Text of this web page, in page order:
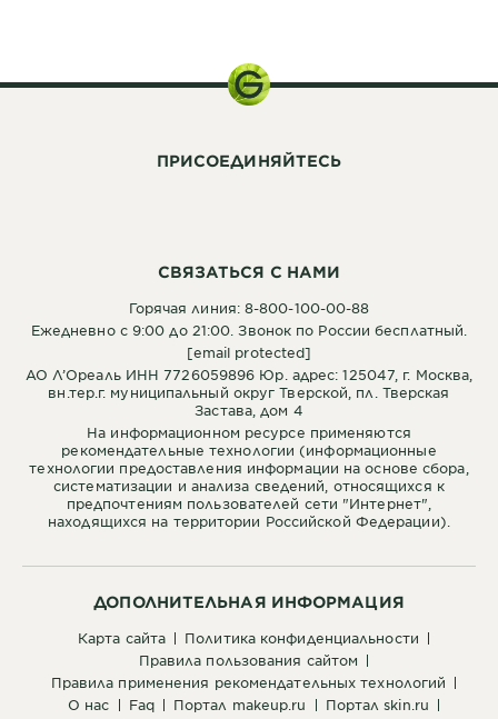
ДОПОЛНИТЕЛЬНАЯ ИНФОРМАЦИЯ
карта сайта
политика конфиденциальности
правила пользования сайтом
правила применения рекомендательных технологий
о нас
faq портал makeup.ru портал skin.ru
СВЯЗАТЬСЯ С НАМИ
Горячая линия: 8-800-100-00-88
Ежедневно с 9:00 до 21:00. Звонок по России бесплатный.
[email protected]
АО Л’Ореаль ИНН 7726059896 Юр. адрес: 125047, г. Москва,
вн.тер.г. муниципальный округ Тверской, пл. Тверская
Застава, дом 4
На информационном ресурсе применяются
рекомендательные технологии (информационные
технологии предоставления информации на основе сбора,
систематизации и анализа сведений, относящихся к
предпочтениям пользователей сети "Интернет",
находящихся на территории Российской Федерации).
ПРИСОЕДИНЯЙТЕСЬ